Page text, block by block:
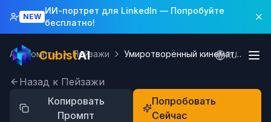
NEW
ИИ-портрет для LinkedIn — Попробуйте
бесплатно!
CubistAI RU
AI Промпты Пейзажи Умиротворённый кинематографичный пейзаж
Назад к Пейзажи
Копировать
Промпт
Попробовать
Сейчас